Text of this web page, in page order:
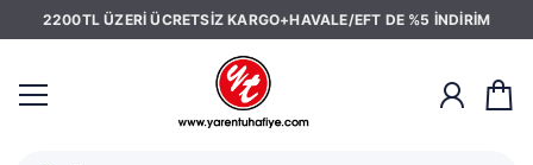
2200TL ÜZERİ ÜCRETSİZ KARGO+HAVALE/EFT DE %5 İNDİRİM